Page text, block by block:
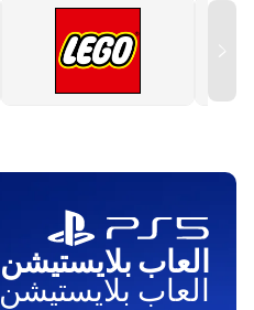
العاب بلايستيشن5
العاب بلايستيشن 5 اشترى الان